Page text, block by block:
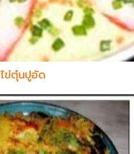
ไข่ตุ๋นปูอัด